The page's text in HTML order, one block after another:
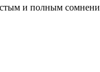
и полным